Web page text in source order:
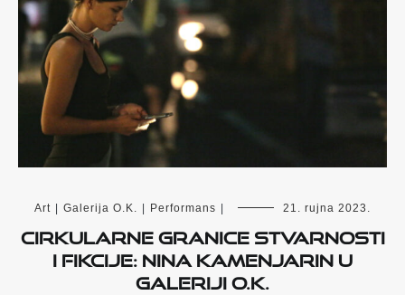
Art Galerija O.K. Performans 21. rujna 2023.
Cirkularne granice stvarnosti
i fikcije: Nina Kamenjarin u
Galeriji O.K.